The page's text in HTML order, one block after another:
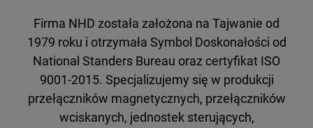
Firma NHD została założona na Tajwanie od
1979 roku i otrzymała Symbol Doskonałości od
National Standers Bureau oraz certyfikat ISO
9001-2015. Specjalizujemy się w produkcji
przełączników magnetycznych, przełączników
wciskanych, jednostek sterujących,